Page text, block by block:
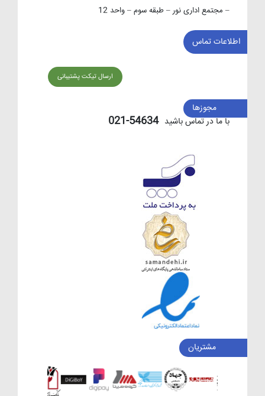
– مجتمع اداری نور – طبقه سوم – واحد 12
اطلاعات تماس
ارسال تیکت پشتیبانی
با ما در تماس باشید 54634-021
مجوزها
مشتریان